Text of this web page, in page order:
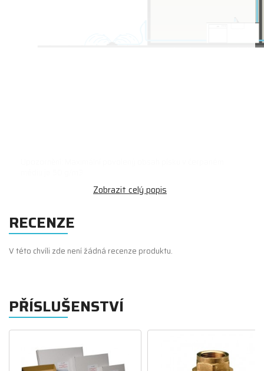
RECENZE
V této chvíli zde není žádná recenze produktu.
PŘÍSLUŠENSTVÍ